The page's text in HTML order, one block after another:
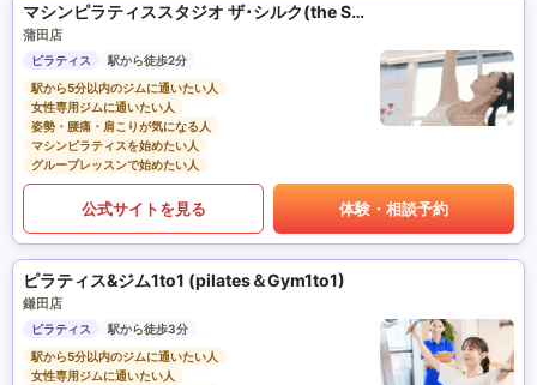
マシンピラティススタジオ ザ･シルク(the SILK)
蒲田店
ピラティス
駅から徒歩2分
駅から5分以内のジムに通いたい人
女性専用ジムに通いたい人
姿勢・腰痛・肩こりが気になる人
マシンピラティスを始めたい人
グループレッスンで始めたい人
公式サイトを見る 体験・相談予約
ピラティス&ジム1to1 (pilates＆Gym1to1)
鎌田店
ピラティス
駅から徒歩3分
駅から5分以内のジムに通いたい人
女性専用ジムに通いたい人